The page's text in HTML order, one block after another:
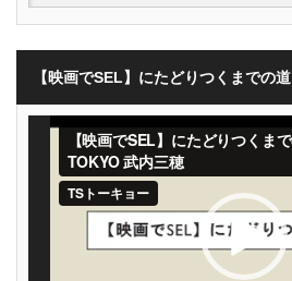
【映画でSEL】にたどりつくまでの道
動